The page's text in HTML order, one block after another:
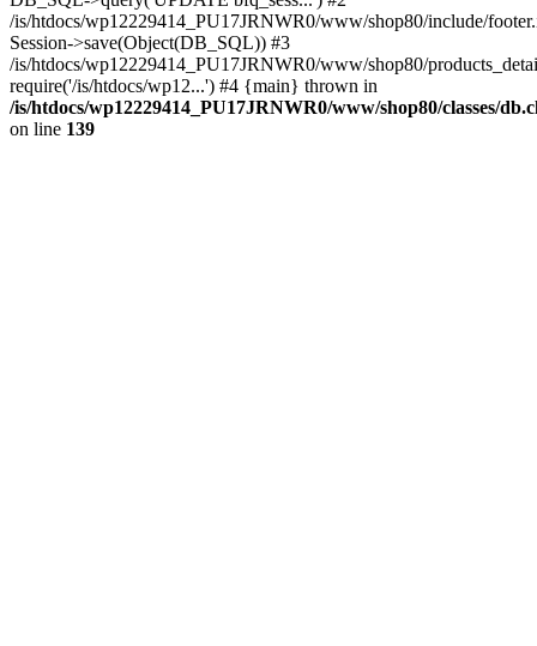
/is/htdocs/wp12229414_PU17JRNWR0/www/shop80/include/
Session->save(Object(DB_SQL)) #3
/is/htdocs/wp12229414_PU17JRNWR0/www/shop80/
require('/is/htdocs/wp12...') #4 {main} thrown in
/is/htdocs/wp12229414_PU17JRNWR0/www/shop80/classes/
on line 139